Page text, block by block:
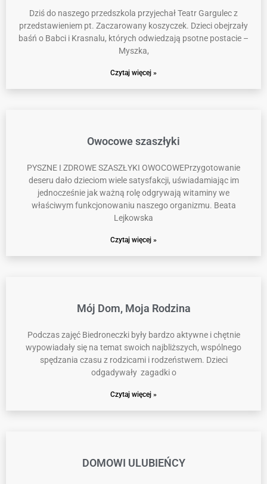
Dziś do naszego przedszkola przyjechał Teatr Gargulec z
przedstawieniem pt. Zaczarowany koszyczek. Dzieci obejrzały
baśń o Babci i Krasnalu, których odwiedzają psotne postacie –
Myszka,
Czytaj więcej »
Owocowe szaszłyki
PYSZNE I ZDROWE SZASZŁYKI OWOCOWEPrzygotowanie
deseru dało dzieciom wiele satysfakcji, uświadamiając im
jednocześnie jak ważną rolę odgrywają witaminy we
właściwym funkcjonowaniu naszego organizmu. Beata
Lejkowska
Czytaj więcej »
Mój Dom, Moja Rodzina
Podczas zajęć Biedroneczki były bardzo aktywne i chętnie
wypowiadały się na temat swoich najbliższych, wspólnego
spędzania czasu z rodzicami i rodzeństwem. Dzieci
odgadywały zagadki o
Czytaj więcej »
DOMOWI ULUBIEŃCY